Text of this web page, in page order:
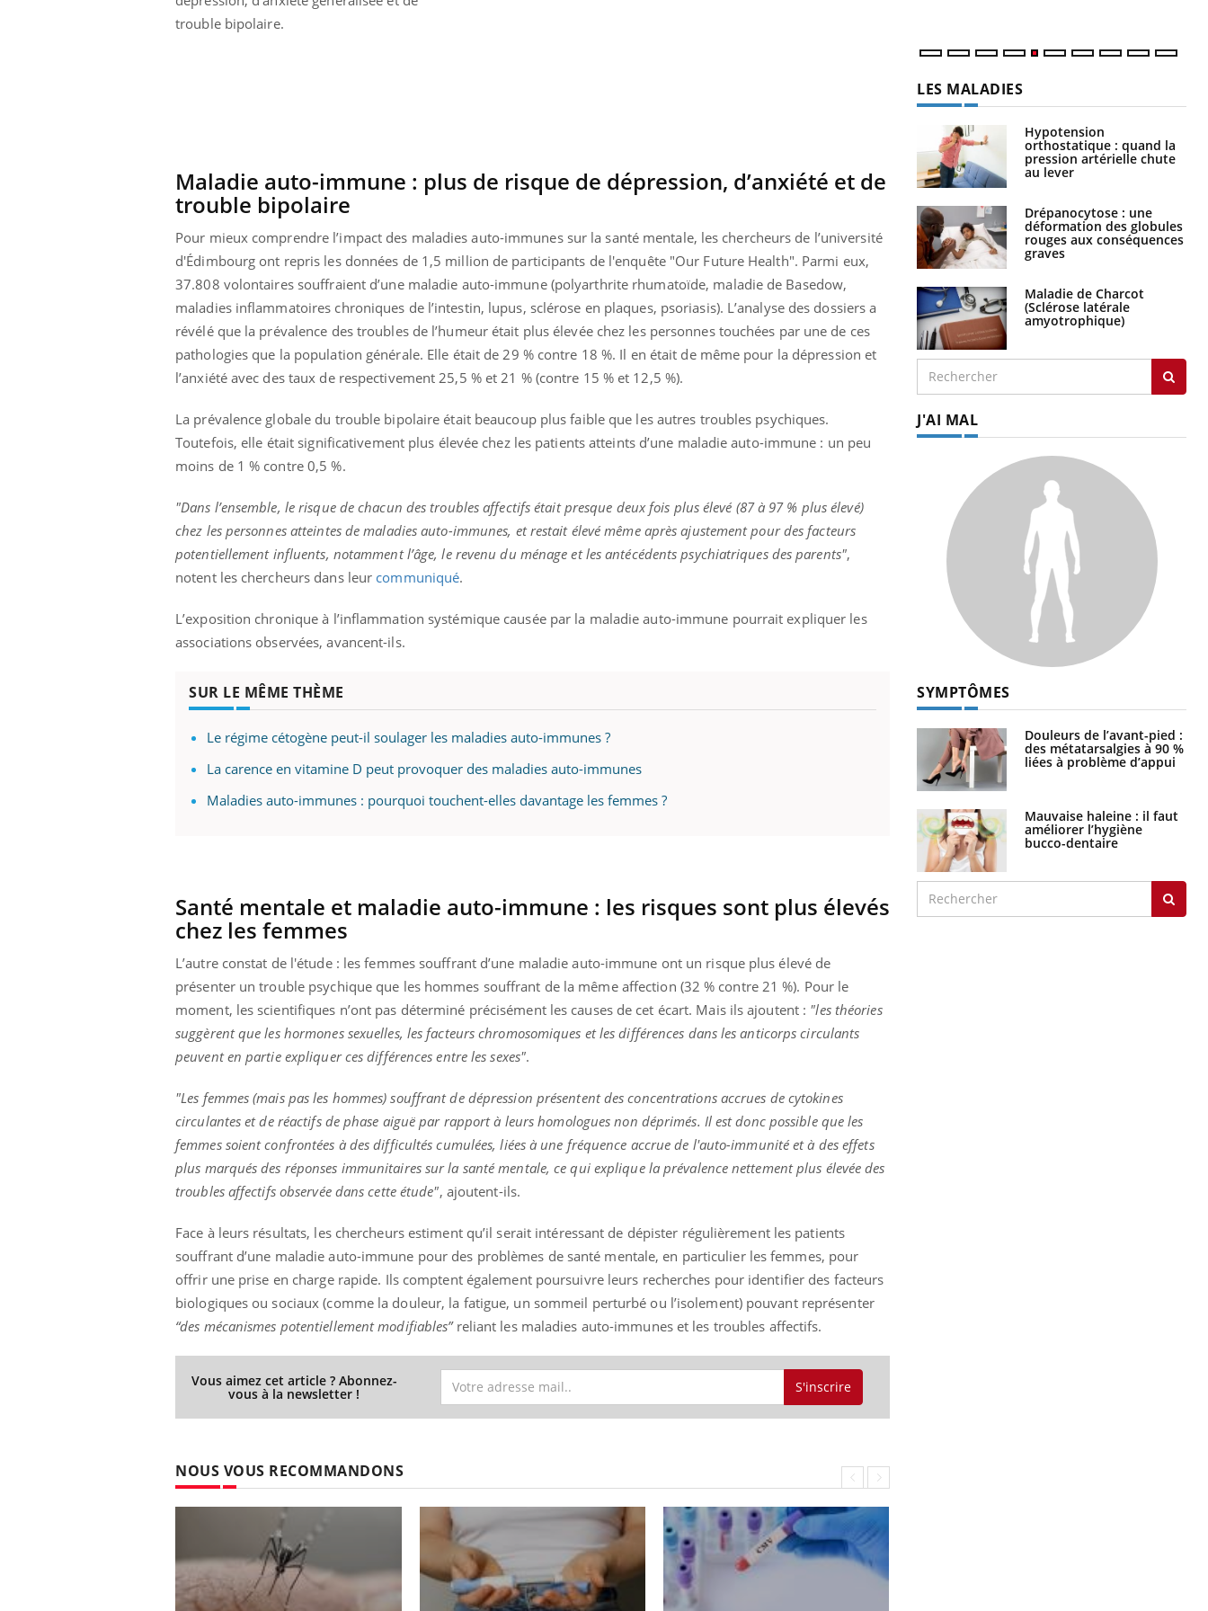
trouble bipolaire.
Maladie auto-immune : plus de risque de dépression, d’anxiété et de
trouble bipolaire
Pour mieux comprendre l’impact des maladies auto-immunes sur la santé mentale, les chercheurs de l’université
d'Édimbourg ont repris les données de 1,5 million de participants de l'enquête "Our Future Health". Parmi eux,
37.808 volontaires souffraient d’une maladie auto-immune (polyarthrite rhumatoïde, maladie de Basedow,
maladies inflammatoires chroniques de l’intestin, lupus, sclérose en plaques, psoriasis). L’analyse des dossiers a
révélé que la prévalence des troubles de l’humeur était plus élevée chez les personnes touchées par une de ces
pathologies que la population générale. Elle était de 29 % contre 18 %. Il en était de même pour la dépression et
l’anxiété avec des taux de respectivement 25,5 % et 21 % (contre 15 % et 12,5 %).
La prévalence globale du trouble bipolaire était beaucoup plus faible que les autres troubles psychiques.
Toutefois, elle était significativement plus élevée chez les patients atteints d’une maladie auto-immune : un peu
moins de 1 % contre 0,5 %.
"Dans l’ensemble, le risque de chacun des troubles affectifs était presque deux fois plus élevé (87 à 97 % plus élevé)
chez les personnes atteintes de maladies auto-immunes, et restait élevé même après ajustement pour des facteurs
potentiellement influents, notamment l’âge, le revenu du ménage et les antécédents psychiatriques des parents",
notent les chercheurs dans leur communiqué.
L’exposition chronique à l’inflammation systémique causée par la maladie auto-immune pourrait expliquer les
associations observées, avancent-ils.
SUR LE MÊME THÈME
Le régime cétogène peut-il soulager les maladies auto-immunes ?
La carence en vitamine D peut provoquer des maladies auto-immunes
Maladies auto-immunes : pourquoi touchent-elles davantage les femmes ?
Santé mentale et maladie auto-immune : les risques sont plus élevés
chez les femmes
L’autre constat de l'étude : les femmes souffrant d’une maladie auto-immune ont un risque plus élevé de
présenter un trouble psychique que les hommes souffrant de la même affection (32 % contre 21 %). Pour le
moment, les scientifiques n’ont pas déterminé précisément les causes de cet écart. Mais ils ajoutent : "les théories
suggèrent que les hormones sexuelles, les facteurs chromosomiques et les différences dans les anticorps circulants
peuvent en partie expliquer ces différences entre les sexes".
"Les femmes (mais pas les hommes) souffrant de dépression présentent des concentrations accrues de cytokines
circulantes et de réactifs de phase aiguë par rapport à leurs homologues non déprimés. Il est donc possible que les
femmes soient confrontées à des difficultés cumulées, liées à une fréquence accrue de l'auto-immunité et à des effets
plus marqués des réponses immunitaires sur la santé mentale, ce qui explique la prévalence nettement plus élevée des
troubles affectifs observée dans cette étude", ajoutent-ils.
Face à leurs résultats, les chercheurs estiment qu’il serait intéressant de dépister régulièrement les patients
souffrant d’une maladie auto-immune pour des problèmes de santé mentale, en particulier les femmes, pour
offrir une prise en charge rapide. Ils comptent également poursuivre leurs recherches pour identifier des facteurs
biologiques ou sociaux (comme la douleur, la fatigue, un sommeil perturbé ou l’isolement) pouvant représenter
“des mécanismes potentiellement modifiables”reliant les maladies auto-immunes et les troubles affectifs.
Vous aimez cet article ? Abonnez-
vous à la newsletter ! S'inscrire
NOUS VOUS RECOMMANDONS
LES MALADIES
Hypotension
orthostatique : quand la
pression artérielle chute
au lever
Drépanocytose : une
déformation des globules
rouges aux conséquences
graves
Maladie de Charcot
(Sclérose latérale
amyotrophique)
J'AI MAL
SYMPTÔMES
Douleurs de l’avant-pied :
des métatarsalgies à 90 %
liées à problème d’appui
Mauvaise haleine : il faut
améliorer l’hygiène
bucco-dentaire